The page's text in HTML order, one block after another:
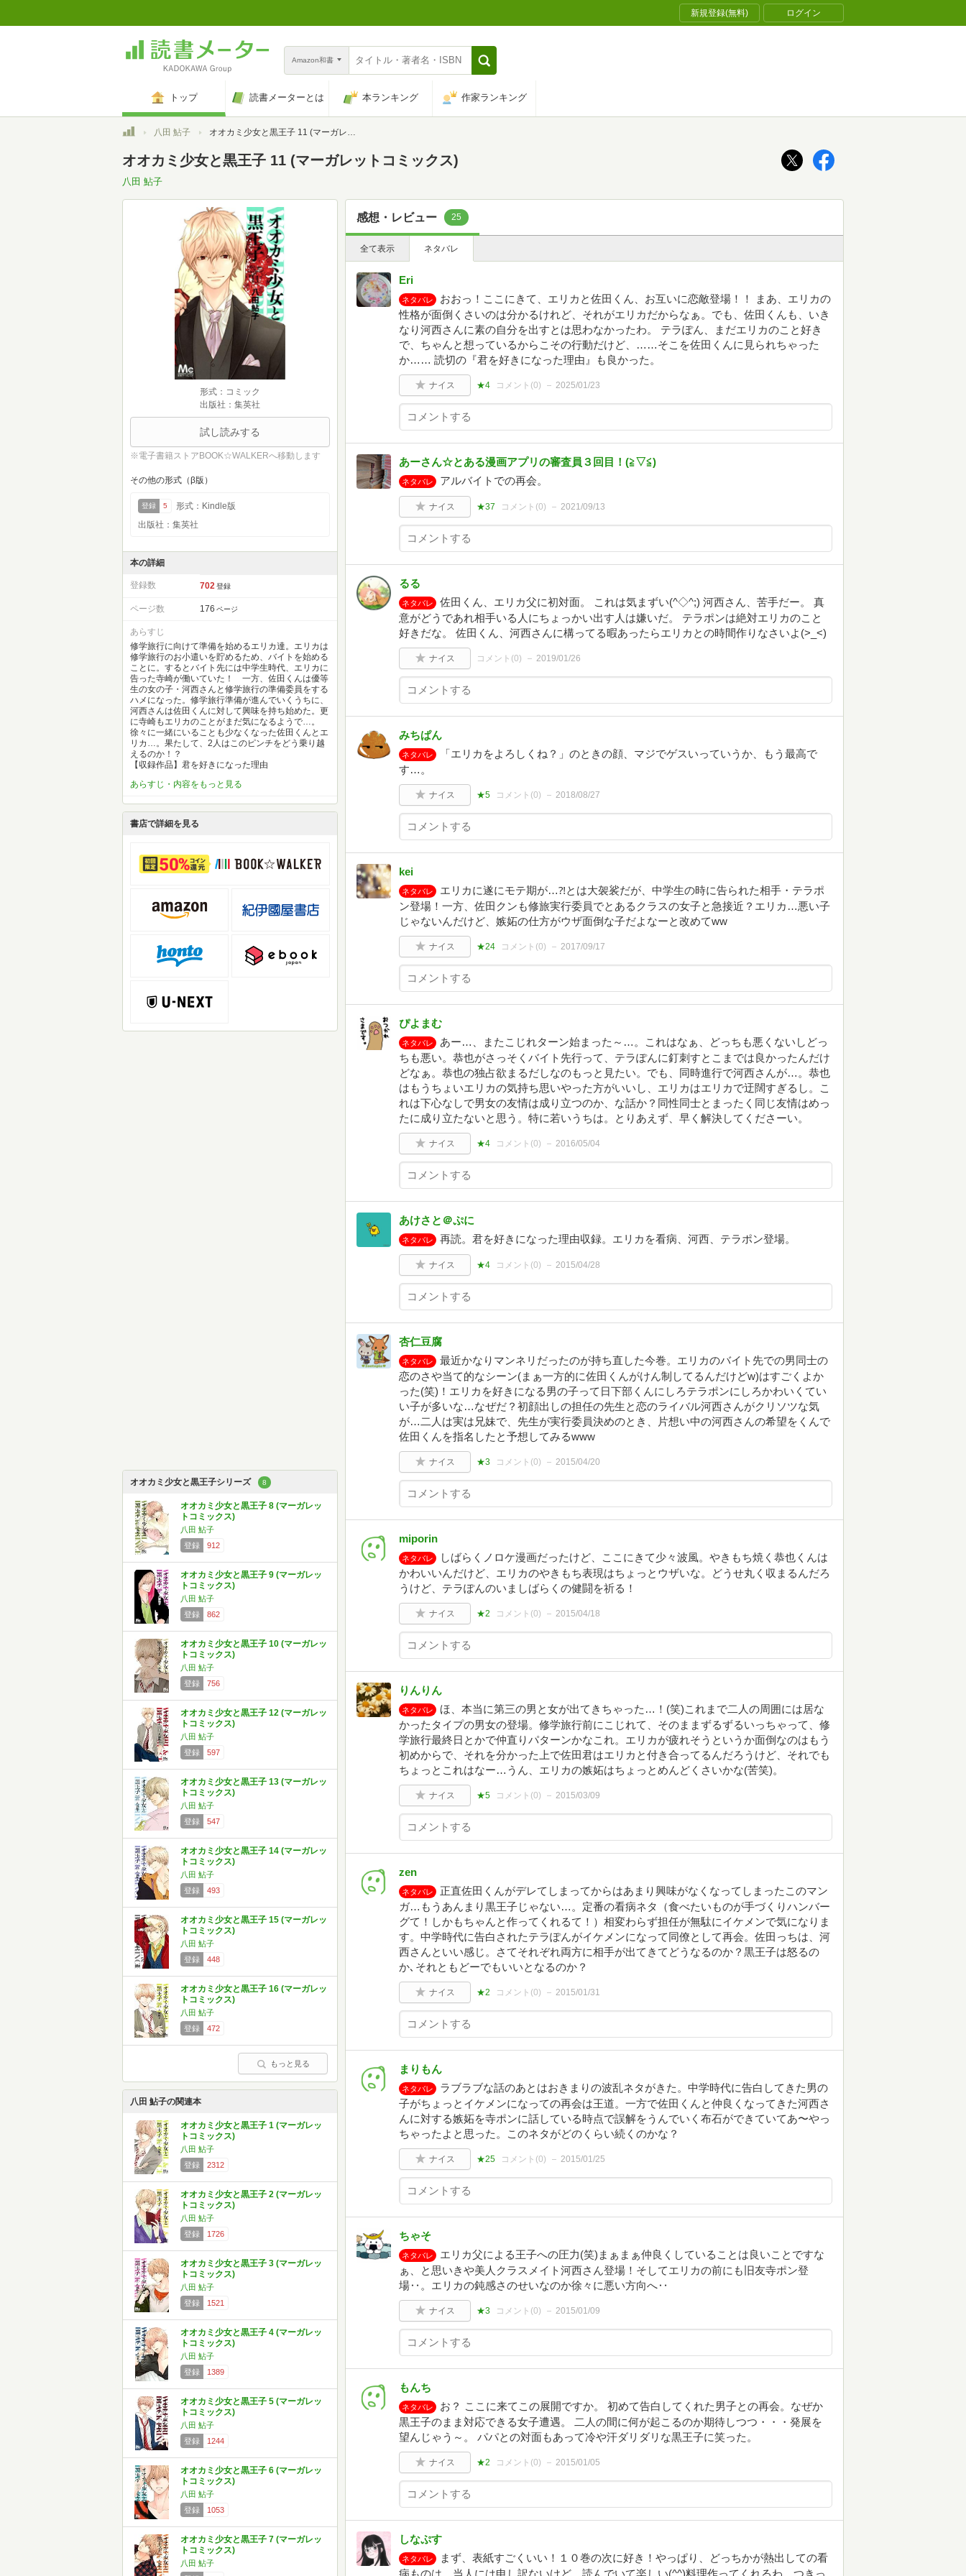
新規登録(無料) ログイン
Amazon和書
トップ 読書メーターとは 本ランキング 作家ランキング
トップ八田 鮎子 オオカミ少女と黒王子 11 (マーガレットコミックス)
オオカミ少女と黒王子 11 (マーガレットコミックス)
八田 鮎子
形式：コミック
出版社：集英社
試し読みする
※電子書籍ストアBOOK☆WALKERへ移動します
その他の形式（β版）
登録 5
形式：Kindle版
出版社：集英社
本の詳細
登録数 702 登録
ページ数 176 ページ
あらすじ
修学旅行に向けて準備を始めるエリカ達。エリカは
修学旅行のお小遣いを貯めるため、バイトを始める
ことに。するとバイト先には中学生時代、エリカに
告った寺崎が働いていた！ 一方、佐田くんは優等
生の女の子・河西さんと修学旅行の準備委員をする
ハメになった。修学旅行準備が進んでいくうちに、
河西さんは佐田くんに対して興味を持ち始めた。更
に寺崎もエリカのことがまだ気になるようで…。
徐々に一緒にいることも少なくなった佐田くんとエ
リカ…。果たして、2人はこのピンチをどう乗り越
えるのか！？
【収録作品】君を好きになった理由
あらすじ・内容をもっと見る
書店で詳細を見る
オオカミ少女と黒王子シリーズ 8
オオカミ少女と黒王子 8 (マーガレッ
トコミックス)
八田 鮎子
登録
912
オオカミ少女と黒王子 9 (マーガレッ
トコミックス)
八田 鮎子
登録
862
オオカミ少女と黒王子 10 (マーガレッ
トコミックス)
八田 鮎子
登録
756
オオカミ少女と黒王子 12 (マーガレッ
トコミックス)
八田 鮎子
登録
597
オオカミ少女と黒王子 13 (マーガレッ
トコミックス)
八田 鮎子
登録
547
オオカミ少女と黒王子 14 (マーガレッ
トコミックス)
八田 鮎子
登録
493
オオカミ少女と黒王子 15 (マーガレッ
トコミックス)
八田 鮎子
登録
448
オオカミ少女と黒王子 16 (マーガレッ
トコミックス)
八田 鮎子
登録
472
もっと見る
八田 鮎子の関連本
オオカミ少女と黒王子 1 (マーガレッ
トコミックス)
八田 鮎子
登録
2312
オオカミ少女と黒王子 2 (マーガレッ
トコミックス)
八田 鮎子
登録
1726
オオカミ少女と黒王子 3 (マーガレッ
トコミックス)
八田 鮎子
登録
1521
オオカミ少女と黒王子 4 (マーガレッ
トコミックス)
八田 鮎子
登録
1389
オオカミ少女と黒王子 5 (マーガレッ
トコミックス)
八田 鮎子
登録
1244
オオカミ少女と黒王子 6 (マーガレッ
トコミックス)
八田 鮎子
登録
1053
オオカミ少女と黒王子 7 (マーガレッ
トコミックス)
八田 鮎子
感想・レビュー 25
全て表示 ネタバレ
Eri
ネタバレ
おおっ！ここにきて、エリカと佐田くん、お互いに恋敵登場！！ まあ、エリカの
性格が面倒くさいのは分かるけれど、それがエリカだからなぁ。でも、佐田くんも、いき
なり河西さんに素の自分を出すとは思わなかったわ。 テラぽん、まだエリカのこと好き
で、ちゃんと想っているからこその行動だけど、……そこを佐田くんに見られちゃった
か…… 読切の『君を好きになった理由』も良かった。
ナイス ★4 コメント(0) 2025/01/23
あーさん☆とある漫画アプリの審査員３回目！(⁠≧⁠▽⁠≦⁠)
ネタバレ アルバイトでの再会。
ナイス ★37 コメント(0) 2021/09/13
るる
ネタバレ
佐田くん、エリカ父に初対面。 これは気まずい(^◇^;) 河西さん、苦手だー。 真
意がどうであれ相手いる人にちょっかい出す人は嫌いだ。 テラポンは絶対エリカのこと
好きだな。 佐田くん、河西さんに構ってる暇あったらエリカとの時間作りなさいよ(>_<)
ナイス コメント(0) 2019/01/26
みちぱん
ネタバレ
「エリカをよろしくね？」のときの顔、マジでゲスいっていうか、もう最高で
す…。
ナイス ★5 コメント(0) 2018/08/27
kei
ネタバレ
エリカに遂にモテ期が…⁈とは大袈裟だが、中学生の時に告られた相手・テラポ
ン登場！一方、佐田クンも修旅実行委員でとあるクラスの女子と急接近？エリカ…悪い子
じゃないんだけど、嫉妬の仕方がウザ面倒な子だよなーと改めてww
ナイス ★24 コメント(0) 2017/09/17
ぴよまむ
ネタバレ
あー…、またこじれターン始まった～…。これはなぁ、どっちも悪くないしどっ
ちも悪い。恭也がさっそくバイト先行って、テラぽんに釘刺すとこまでは良かったんだけ
どなぁ。恭也の独占欲まるだしなのもっと見たい。でも、同時進行で河西さんが…。恭也
はもうちょいエリカの気持ち思いやった方がいいし、エリカはエリカで迂闊すぎるし。こ
れは下心なしで男女の友情は成り立つのか、な話か？同性同士とまったく同じ友情はめっ
たに成り立たないと思う。特に若いうちは。とりあえず、早く解決してくださーい。
ナイス ★4 コメント(0) 2016/05/04
あけさと＠ぷに
ネタバレ 再読。君を好きになった理由収録。エリカを看病、河西、テラポン登場。
ナイス ★4 コメント(0) 2015/04/28
杏仁豆腐
ネタバレ
最近かなりマンネリだったのが持ち直した今巻。エリカのバイト先での男同士の
恋のさや当て的なシーン(まぁ一方的に佐田くんがけん制してるんだけどw)はすごくよか
った(笑)！エリカを好きになる男の子って日下部くんにしろテラポンにしろかわいくてい
い子が多いな…なぜだ？初顔出しの担任の先生と恋のライバル河西さんがクリソツな気
が…二人は実は兄妹で、先生が実行委員決めのとき、片想い中の河西さんの希望をくんで
佐田くんを指名したと予想してみるwww
ナイス ★3 コメント(0) 2015/04/20
miporin
ネタバレ
しばらくノロケ漫画だったけど、ここにきて少々波風。やきもち焼く恭也くんは
かわいいんだけど、エリカのやきもち表現はちょっとウザいな。どうせ丸く収まるんだろ
うけど、テラぽんのいましばらくの健闘を祈る！
ナイス ★2 コメント(0) 2015/04/18
りんりん
ネタバレ
ほ、本当に第三の男と女が出てきちゃった…！(笑)これまで二人の周囲には居な
かったタイプの男女の登場。修学旅行前にこじれて、そのままずるずるいっちゃって、修
学旅行最終日とかで仲直りパターンかなこれ。エリカが疲れそうというか面倒なのはもう
初めからで、それを分かった上で佐田君はエリカと付き合ってるんだろうけど、それでも
ちょっとこれはなー…うん、エリカの嫉妬はちょっとめんどくさいかな(苦笑)。
ナイス ★5 コメント(0) 2015/03/09
zen
ネタバレ
正直佐田くんがデレてしまってからはあまり興味がなくなってしまったこのマン
ガ…もうあんまり黒王子じゃない…。定番の看病ネタ（食べたいものが手づくりハンバー
グて！しかもちゃんと作ってくれるて！）相変わらず担任が無駄にイケメンで気になりま
す。中学時代に告白されたテラぽんがイケメンになって同僚として再会。佐田っちは、河
西さんといい感じ。さてそれぞれ両方に相手が出てきてどうなるのか？黒王子は怒るの
か､それともどーでもいいとなるのか？
ナイス ★2 コメント(0) 2015/01/31
まりもん
ネタバレ
ラブラブな話のあとはおきまりの波乱ネタがきた。中学時代に告白してきた男の
子がちょっとイケメンになっての再会は王道。一方で佐田くんと仲良くなってきた河西さ
んに対する嫉妬を寺ポンに話している時点で誤解をうんでいく布石ができていてあ〜やっ
ちゃったよと思った。このネタがどのくらい続くのかな？
ナイス ★25 コメント(0) 2015/01/25
ちゃそ
ネタバレ
エリカ父による王子への圧力(笑)まぁまぁ仲良くしていることは良いことですな
ぁ、と思いきや美人クラスメイト河西さん登場！そしてエリカの前にも旧友寺ポン登
場‥。エリカの鈍感さのせいなのか徐々に悪い方向へ‥
ナイス ★3 コメント(0) 2015/01/09
もんち
ネタバレ
お？ ここに来てこの展開ですか。 初めて告白してくれた男子との再会。なぜか
黒王子のまま対応できる女子遭遇。 二人の間に何が起こるのか期待しつつ・・・発展を
望んじゃう～。 パパとの対面もあって冷や汗ダリダリな黒王子に笑った。
ナイス ★2 コメント(0) 2015/01/05
しなぷす
ネタバレ
まず、表紙すごくいい！１０巻の次に好き！やっぱり、どっちかが熱出しての看
病ものは、当人には申し訳ないけど、読んでいて楽しい(^^)料理作ってくれるわ、つきっ